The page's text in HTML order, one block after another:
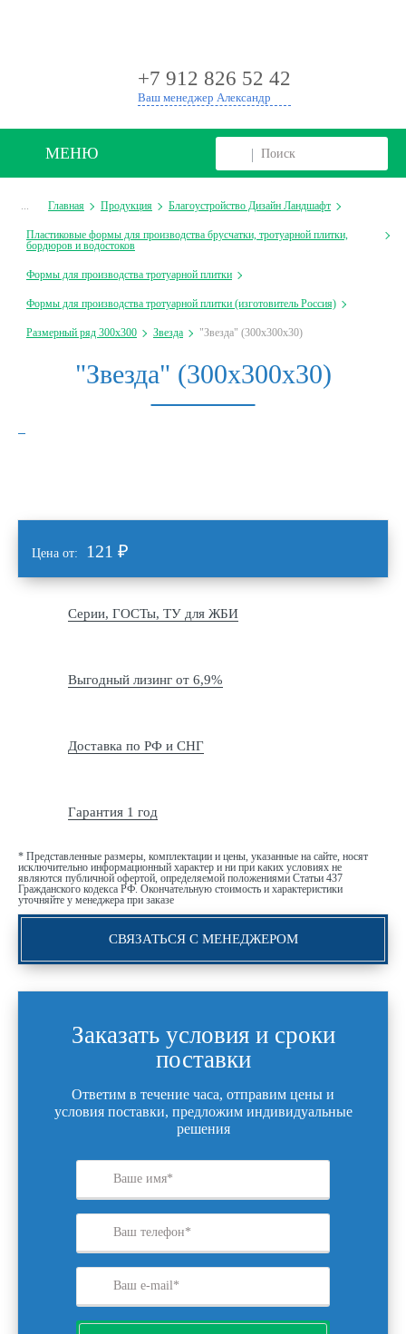
+7 912 826 52 42
Ваш менеджер Александр
МЕНЮ
... Главная Продукция Благоустройство Дизайн Ландшафт
Пластиковые формы для производства брусчатки, тротуарной плитки,
бордюров и водостоков
Формы для производства тротуарной плитки
Формы для производства тротуарной плитки (изготовитель Россия)
Размерный ряд 300х300 Звезда "Звезда" (300х300х30)
"Звезда" (300х300х30)
Цена от: 121 ₽
Серии, ГОСТы, ТУ для ЖБИ
Выгодный лизинг от 6,9%
Доставка по РФ и СНГ
Гарантия 1 год
* Представленные размеры, комплектации и цены, указанные на сайте, носят
исключительно информационный характер и ни при каких условиях не
являются публичной офертой, определяемой положениями Статьи 437
Гражданского кодекса РФ. Окончательную стоимость и характеристики
уточняйте у менеджера при заказе
СВЯЗАТЬСЯ С МЕНЕДЖЕРОМ
Заказать условия и сроки
поставки
Ответим в течение часа, отправим цены и
условия поставки, предложим индивидуальные
решения